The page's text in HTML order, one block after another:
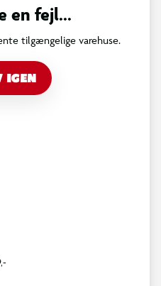
en fejl...
tilgængelige varehuse.
IGEN